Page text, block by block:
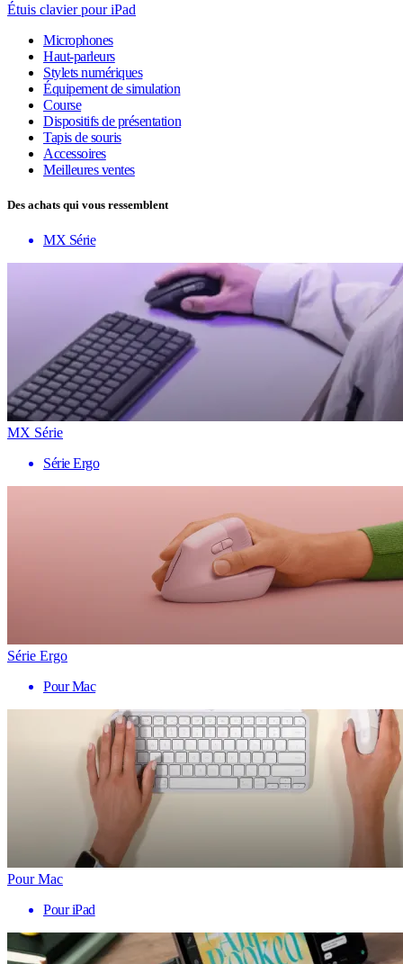
Étuis clavier pour iPad
Microphones
Haut-parleurs
Stylets numériques
Équipement de simulation
Course
Dispositifs de présentation
Tapis de souris
Accessoires
Meilleures ventes
Des achats qui vous ressemblent
MX Série
MX Série
Série Ergo
Série Ergo
Pour Mac
Pour Mac
Pour iPad